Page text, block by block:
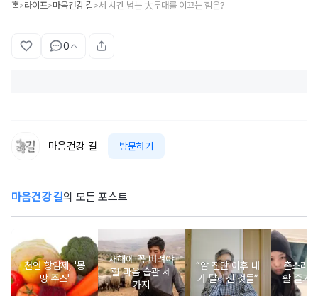
홈>라이프>마음건강 길 >세 시간 넘는 大무대를 이끄는 힘은?
0
마음건강 길 방문하기
마음건강 길의 모든 포스트
천연 항암제, '몽
땅 주스'
새해에 꼭 버려야
할 마음 습관 세
가지
“암 진단 이후 내
가 달라진 것들”
촌스러
활 즐기